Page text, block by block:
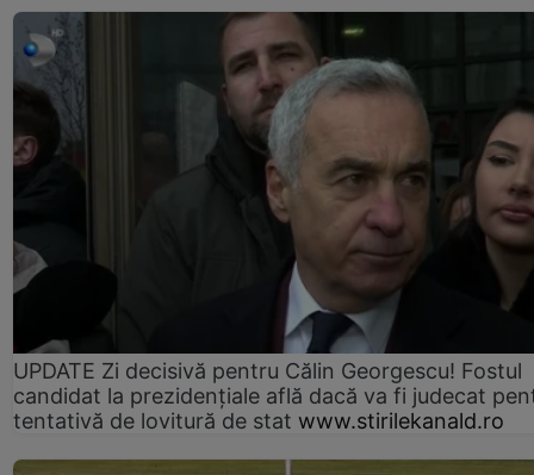
UPDATE Zi decisivă pentru Călin Georgescu! Fostul
candidat la prezidențiale află dacă va fi judecat
tentativă de lovitură de stat www.stirilekanald.ro